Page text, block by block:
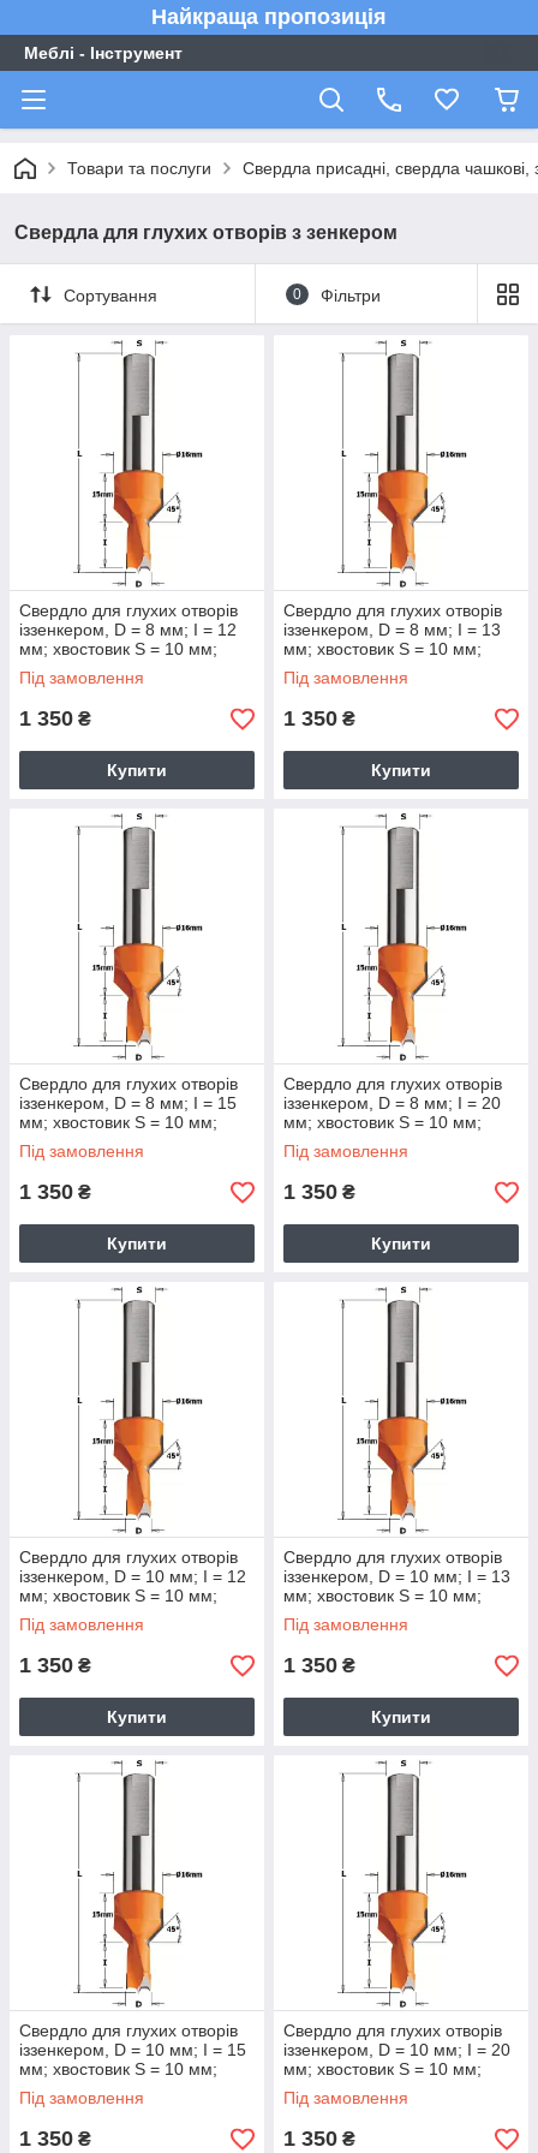
Найкраща пропозиція
Меблі - Інструмент
Товари та послуги Свердла присадні, свердла чашкові,
Свердла для глухих отворів з зенкером
Сортування 0 Фільтри
Свердло для глухих отворів
іззенкером, D = 8 мм; I = 12
мм; хвостовик S = 10 мм;
Під замовлення
1 350 ₴
Купити
Свердло для глухих отворів
іззенкером, D = 8 мм; I = 13
мм; хвостовик S = 10 мм;
Під замовлення
1 350 ₴
Купити
Свердло для глухих отворів
іззенкером, D = 8 мм; I = 15
мм; хвостовик S = 10 мм;
Під замовлення
1 350 ₴
Купити
Свердло для глухих отворів
іззенкером, D = 8 мм; I = 20
мм; хвостовик S = 10 мм;
Під замовлення
1 350 ₴
Купити
Свердло для глухих отворів
іззенкером, D = 10 мм; I = 12
мм; хвостовик S = 10 мм;
Під замовлення
1 350 ₴
Купити
Свердло для глухих отворів
іззенкером, D = 10 мм; I = 13
мм; хвостовик S = 10 мм;
Під замовлення
1 350 ₴
Купити
Свердло для глухих отворів
іззенкером, D = 10 мм; I = 15
мм; хвостовик S = 10 мм;
Під замовлення
1 350 ₴
Свердло для глухих отворів
іззенкером, D = 10 мм; I = 20
мм; хвостовик S = 10 мм;
Під замовлення
1 350 ₴